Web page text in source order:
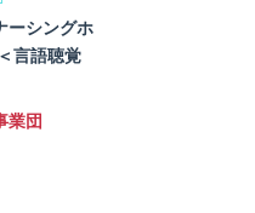
ーシングホ
言語聴覚
業団